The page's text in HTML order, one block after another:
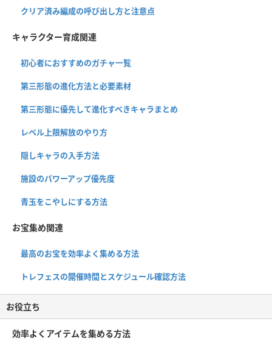
クリア済み編成の呼び出し方と注意点
キャラクター育成関連
初心者におすすめのガチャ一覧
第三形態の進化方法と必要素材
第三形態に優先して進化すべきキャラまとめ
レベル上限解放のやり方
隠しキャラの入手方法
施設のパワーアップ優先度
青玉をこやしにする方法
お宝集め関連
最高のお宝を効率よく集める方法
トレフェスの開催時間とスケジュール確認方法
お役立ち
効率よくアイテムを集める方法